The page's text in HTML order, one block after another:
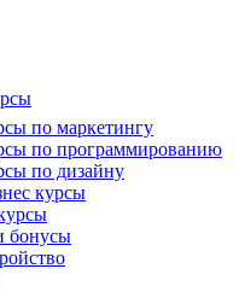
по маркетингу
по программированию
по дизайну
курсы
бонусы